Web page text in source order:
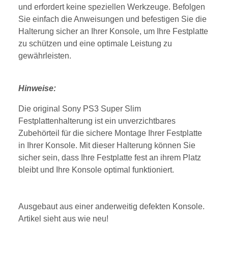
und erfordert keine speziellen Werkzeuge. Befolgen
Sie einfach die Anweisungen und befestigen Sie die
Halterung sicher an Ihrer Konsole, um Ihre Festplatte
zu schützen und eine optimale Leistung zu
gewährleisten.
Hinweise:
Die original Sony PS3 Super Slim
Festplattenhalterung ist ein unverzichtbares
Zubehörteil für die sichere Montage Ihrer Festplatte
in Ihrer Konsole. Mit dieser Halterung können Sie
sicher sein, dass Ihre Festplatte fest an ihrem Platz
bleibt und Ihre Konsole optimal funktioniert.
Ausgebaut aus einer anderweitig defekten Konsole.
Artikel sieht aus wie neu!